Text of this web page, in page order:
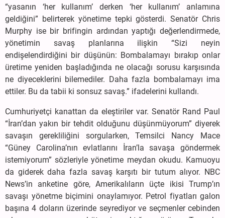
“yasanın ‘her kullanım’ derken ‘her kullanım’ anlamına
geldiğini” belirterek yönetime tepki gösterdi. Senatör Chris
Murphy ise bir brifingin ardından yaptığı değerlendirmede,
yönetimin savaş planlarına ilişkin “Sizi neyin
endişelendirdiğini bir düşünün: Bombalamayı bırakıp onlar
üretime yeniden başladığında ne olacağı sorusu karşısında
ne diyeceklerini bilemediler. Daha fazla bombalamayı ima
ettiler. Bu da tabii ki sonsuz savaş.” ifadelerini kullandı.
Cumhuriyetçi kanattan da eleştiriler var. Senatör Rand Paul
“İran’dan yakın bir tehdit olduğunu düşünmüyorum” diyerek
savaşın gerekliliğini sorgularken, Temsilci Nancy Mace
“Güney Carolina’nın evlatlarını İran’la savaşa göndermek
istemiyorum” sözleriyle yönetime meydan okudu. Kamuoyu
da giderek daha fazla savaş karşıtı bir tutum alıyor. NBC
News’in anketine göre, Amerikalıların üçte ikisi Trump’ın
savaşı yönetme biçimini onaylamıyor. Petrol fiyatları galon
başına 4 doların üzerinde seyrediyor ve seçmenler cebinden